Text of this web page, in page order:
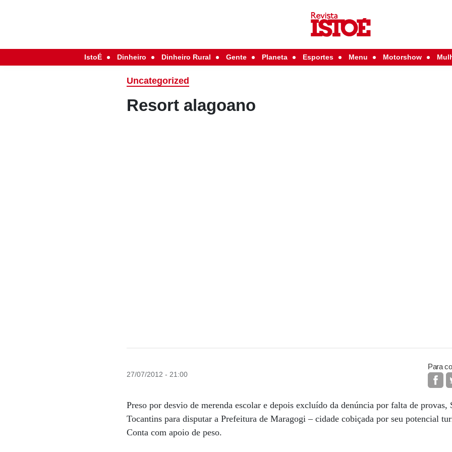
IstoÉ Dinheiro Dinheiro Rural Gente Planeta Esportes Menu Motorshow
Uncategorized
Resort alagoano
27/07/2012 - 21:00
Para
Preso por desvio de merenda escolar e depois excluído da denúncia por falta de
Tocantins para disputar a Prefeitura de Maragogi – cidade cobiçada por seu potencial
Conta com apoio de peso.